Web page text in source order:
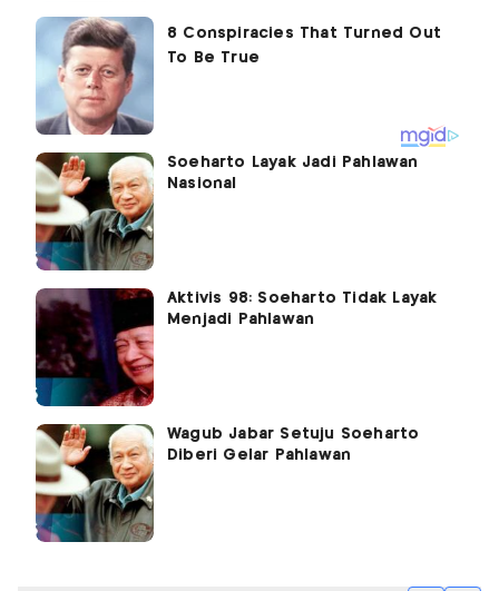
Soeharto Layak Jadi Pahlawan
Nasional
Aktivis 98: Soeharto Tidak Layak
Menjadi Pahlawan
Wagub Jabar Setuju Soeharto
Diberi Gelar Pahlawan